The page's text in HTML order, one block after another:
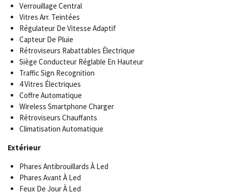
Verrouillage Central
Vitres Arr. Teintées
Régulateur De Vitesse Adaptif
Capteur De Pluie
Rétroviseurs Rabattables Électrique
Siège Conducteur Réglable En Hauteur
Traffic Sign Recognition
4 Vitres Électriques
Coffre Automatique
Wireless Smartphone Charger
Rétroviseurs Chauffants
Climatisation Automatique
Extérieur
Phares Antibrouillards À Led
Phares Avant À Led
Feux De Jour À Led